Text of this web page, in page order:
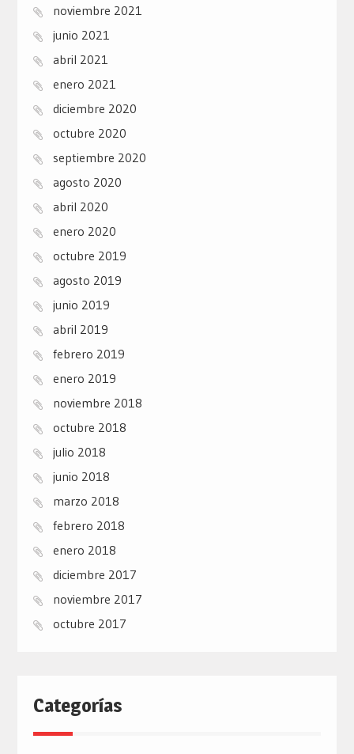
noviembre 2021
junio 2021
abril 2021
enero 2021
diciembre 2020
octubre 2020
septiembre 2020
agosto 2020
abril 2020
enero 2020
octubre 2019
agosto 2019
junio 2019
abril 2019
febrero 2019
enero 2019
noviembre 2018
octubre 2018
julio 2018
junio 2018
marzo 2018
febrero 2018
enero 2018
diciembre 2017
noviembre 2017
octubre 2017
Categorías